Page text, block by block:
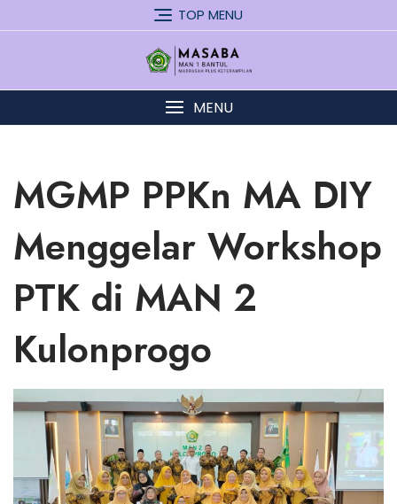
to
TOP MENU
MENU
MGMP PPKn MA DIY
Menggelar Workshop
PTK di MAN 2
Kulonprogo